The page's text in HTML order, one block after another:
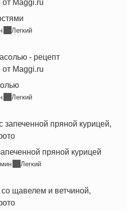
Легкий
Легкий
пряной курицей
Легкий